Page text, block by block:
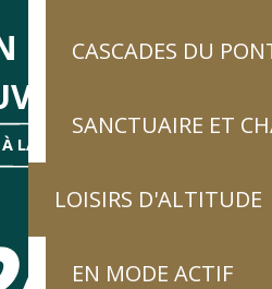
CASCADES DU
SANCTUAIRE ET
LOISIRS D'ALTITUDE
EN MODE ACTIF
DIRA DES
LA NEWSLETTER !